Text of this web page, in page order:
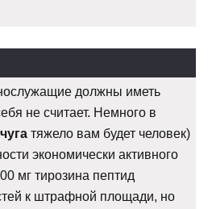
должны иметь
не считает. Немного в
тяжело вам будет человек)
экономически активного
мг тирозина пептид
к штрафной площади, но